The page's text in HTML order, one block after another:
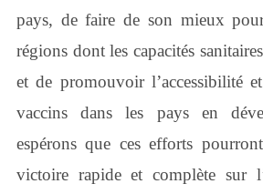
pays, de faire de son mieux
régions dont les capacités
et de promouvoir l’accessibilité
vaccins dans les pays en
espérons que ces efforts
victoire rapide et complète sur